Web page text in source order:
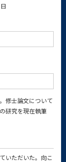
修士論文について
研究を現在執筆
いただいた。向こ